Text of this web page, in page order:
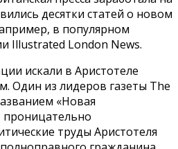
десятки статей о новом
в популярном
Illustrated London News.
искали в Аристотеле
Один из лидеров газеты The
«Новая
проницательно
труды Аристотеля